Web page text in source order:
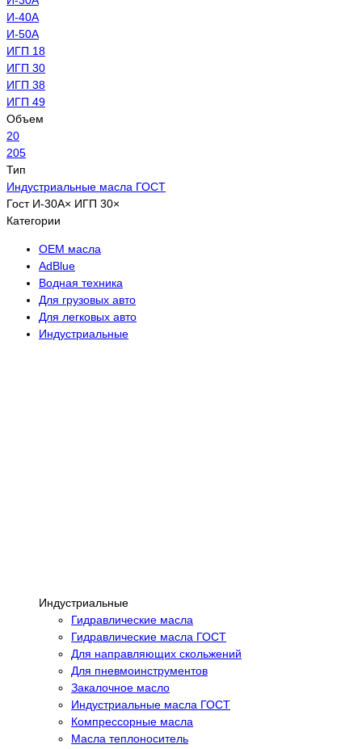
И-40А
И-50А
ИГП 18
ИГП 30
ИГП 38
ИГП 49
Объем
20
205
Тип
Индустриальные масла ГОСТ
Гост И-30А× ИГП 30×
Категории
OEM масла
АdBlue
Водная техника
Для грузовых авто
Для легковых авто
Индустриальные
Индустриальные
Гидравлические масла
Гидравлические масла ГОСТ
Для направляющих скольжений
Для пневмоинструментов
Закалочное масло
Индустриальные масла ГОСТ
Компрессорные масла
Масла теплоноситель